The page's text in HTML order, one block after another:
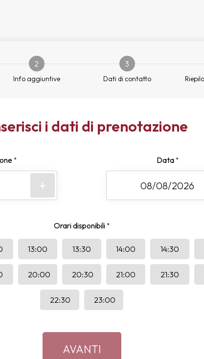
2
Info aggiuntive
3
Dati di contatto
i dati di prenotazione
*
+
Data *
Orari disponibili *
13:00 13:30 14:00 14:30
20:00 20:30 21:00 21:30
22:30 23:00